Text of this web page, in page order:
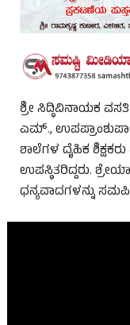
ಶ್ರೀ ಸಿದ್ಧಿವಿನಾಯಕ
ಎಮ್.,
ಶಾಲೆಗಳ ದೈಹಿಕ
ಉಪಸ್ಥಿತರಿದ್ದರು.
ಧನ್ಯವಾದಗಳನ್ನು